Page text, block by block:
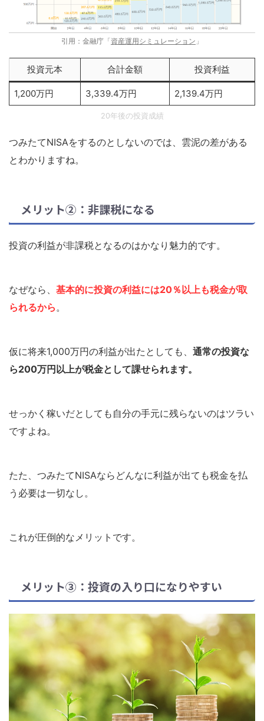
引用：金融庁「資産運用シミュレーション 」
投資元本 合計金額 投資利益
1,200万円 3,339.4万円 2,139.4万円
20年後の投資成績
つみたてNISAをするのとしないのでは、雲泥の差がある
とわかりますね。
メリット②：非課税になる
投資の利益が非課税となるのはかなり魅力的です。
なぜなら、 基本的に投資の利益には20％以上も税金が取
られるから 。
仮に将来1,000万円の利益が出たとしても、 通常の投資な
ら200万円以上が税金として課せられます。
せっかく稼いだとしても自分の手元に残らないのはツラい
ですよね。
たた、つみたてNISAならどんなに利益が出ても税金を払
う必要は一切なし。
これが圧倒的なメリットです。
メリット③：投資の入り口になりやすい